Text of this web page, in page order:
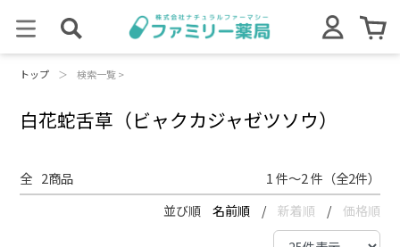
トップ ＞ 検索一覧 >
白花蛇舌草（ビャクカジャゼツソウ）
全 2商品 1 件～2 件（全2件）
並び順 名前順 / 新着順 / 価格順